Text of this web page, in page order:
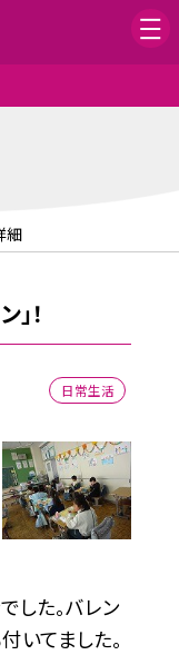
細
！
日常生活
た。バレン
いてました。